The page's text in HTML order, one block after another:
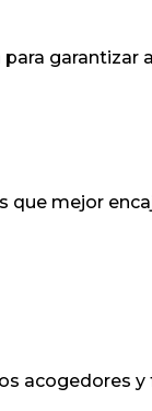
garantizar
que mejor
acogedores y